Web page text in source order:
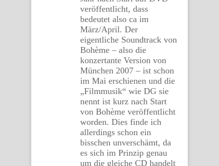
veröffentlicht, dass
bedeutet also ca im
März/April. Der
eigentliche Soundtrack von
Bohème – also die
konzertante Version von
München 2007 – ist schon
im Mai erschienen und die
„Filmmusik“ wie DG sie
nennt ist kurz nach Start
von Bohème veröffentlicht
worden. Dies finde ich
allerdings schon ein
bisschen unverschämt, da
es sich im Prinzip genau
um die gleiche CD handelt